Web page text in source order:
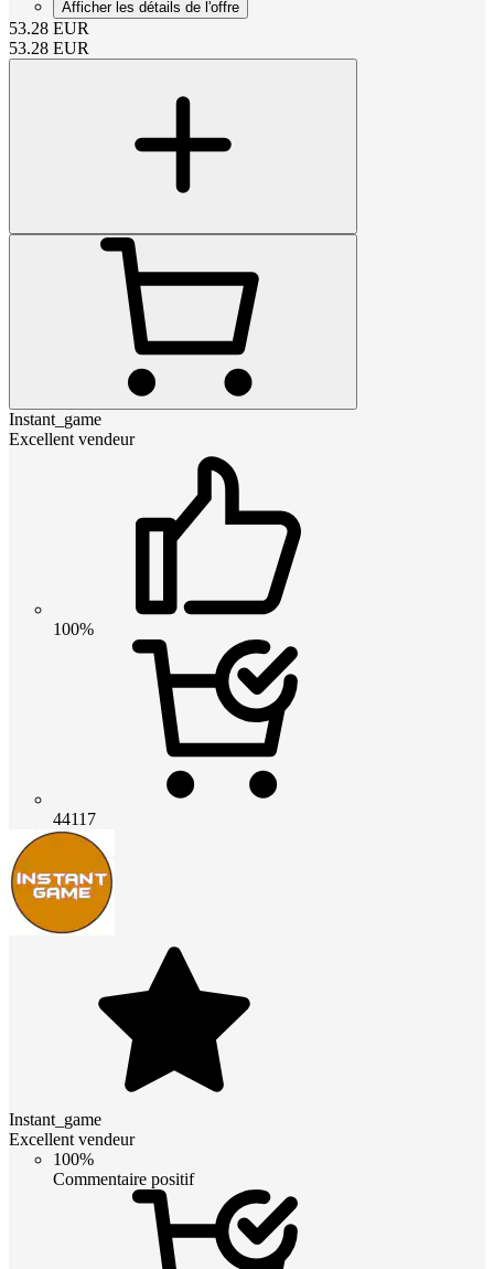
Afficher les détails de l'offre
53.28 EUR
53.28 EUR
Instant_game
Excellent vendeur
100%
44117
Instant_game
Excellent vendeur
100%
Commentaire positif